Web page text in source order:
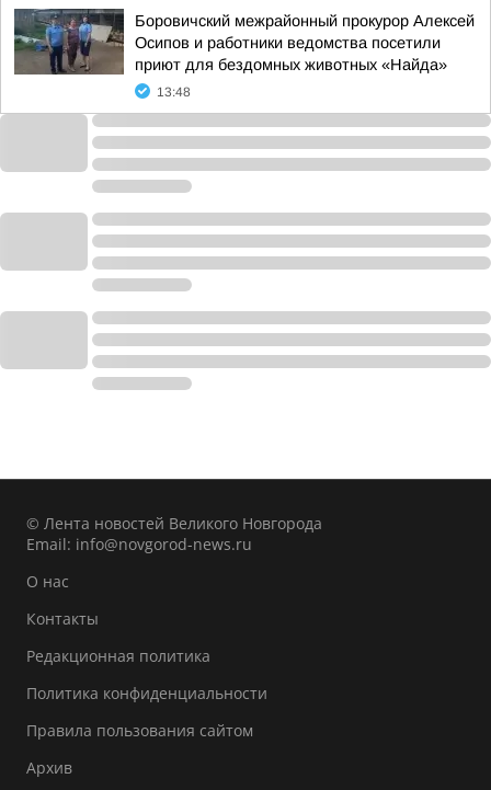
Боровичский межрайонный прокурор Алексей
Осипов и работники ведомства посетили
приют для бездомных животных «Найда»
13:48
© Лента новостей Великого Новгорода
Email: info@novgorod-news.ru
О нас
Контакты
Редакционная политика
Политика конфиденциальности
Правила пользования сайтом
Архив